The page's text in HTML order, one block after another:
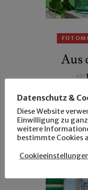
Aus
ein
Im Tagebau
historische
Datenschutz &
Diese Website
Einwilligung zu
weitere
bestimmte Cookies